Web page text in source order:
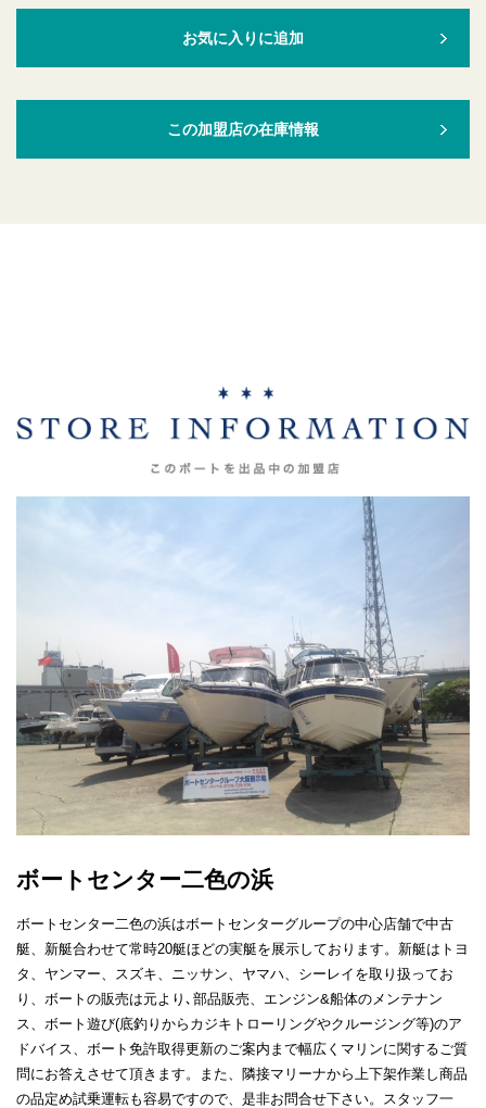
お気に入りに追加
この加盟店の在庫情報
ボートセンター二色の浜
ボートセンター二色の浜はボートセンターグループの中心店舗で中古
艇、新艇合わせて常時20艇ほどの実艇を展示しております。新艇はトヨ
タ、ヤンマー、スズキ、ニッサン、ヤマハ、シーレイを取り扱ってお
り、ボートの販売は元より､部品販売、エンジン&船体のメンテナン
ス、ボート遊び(底釣りからカジキトローリングやクルージング等)のア
ドバイス、ボート免許取得更新のご案内まで幅広くマリンに関するご質
問にお答えさせて頂きます。また、隣接マリーナから上下架作業し商品
の品定め試乗運転も容易ですので、是非お問合せ下さい。スタッフ一